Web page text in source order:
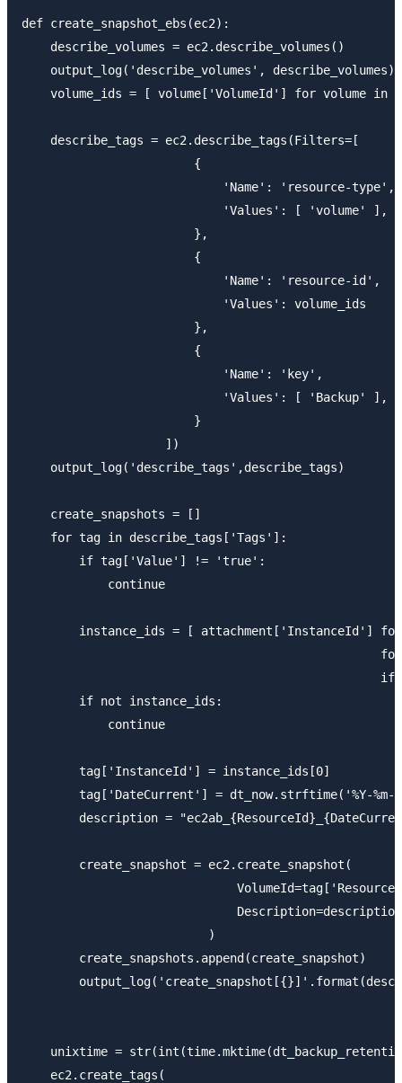
def create_snapshot_ebs(ec2):
    describe_volumes = ec2.describe_volumes()
    output_log('describe_volumes', describe_volumes)
volume_ids = [ volume['VolumeId'] for volume in
    describe_tags = ec2.describe_tags(Filters=[
                        {
                            'Name': 'resource-type',
                            'Values': [ 'volume' ],
                        },
                        {
                            'Name': 'resource-id',
                            'Values': volume_ids
                        },
                        {
                            'Name': 'key',
                            'Values': [ 'Backup' ],
                        }
                    ])
    output_log('describe_tags',describe_tags)
    create_snapshots = []
    for tag in describe_tags['Tags']:
        if tag['Value'] != 'true':
            continue
instance_ids = [ attachment['InstanceId']
        if not instance_ids:
            continue
        tag['InstanceId'] = instance_ids[0]
tag['DateCurrent'] = dt_now.strftime('%Y-%m-
description =
        create_snapshot = ec2.create_snapshot(
                              Description=description
                          )
        create_snapshots.append(create_snapshot)
unixtime =
    ec2.create_tags(